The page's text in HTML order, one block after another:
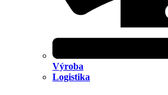
Výroba
Logistika